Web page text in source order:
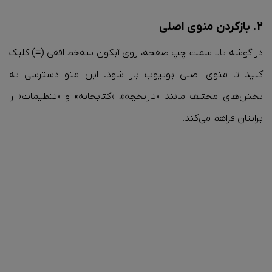
۲. بازکردن منوی اصلی
در گوشه بالا سمت چپ صفحه، روی آیکون سه‌خط افقی (≡) کلیک
کنید تا منوی اصلی یوتیوب باز شود. این منو دسترسی به
بخش‌های مختلف مانند «تاریخچه»، «کتابخانه» و «تنظیمات» را
برایتان فراهم می‌کند.